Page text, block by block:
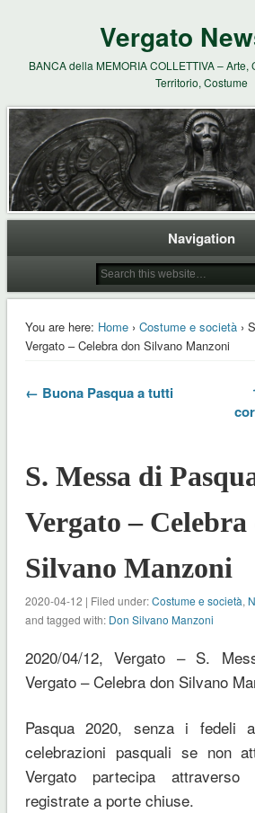
Vergato
BANCA della MEMORIA COLLETTIVA – Arte,
Territorio, Costume
Navigation
You are here: Home› Costume e società›
Vergato – Celebra don Silvano Manzoni
← Buona Pasqua a tutti
S. Messa di
Vergato – Celebra
Silvano Manzoni
2020-04-12 | Filed under:Costume e società,
and tagged with: Don Silvano Manzoni
2020/04/12, Vergato – S.
Vergato – Celebra don Silvano
Pasqua 2020, senza i fedeli
celebrazioni pasquali se non
Vergato partecipa attraverso
registrate a porte chiuse.